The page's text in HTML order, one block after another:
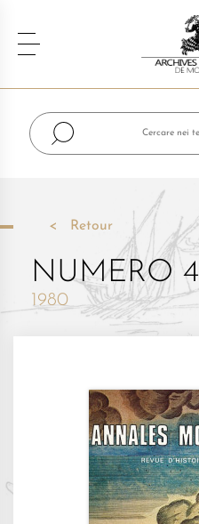
Retour
NUMERO 4
1980